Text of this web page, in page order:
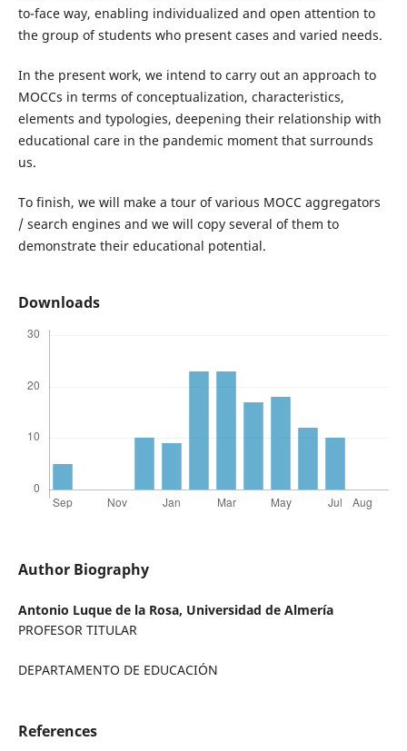
to-face way, enabling individualized and open attention to
the group of students who present cases and varied needs.
In the present work, we intend to carry out an approach to
MOCCs in terms of conceptualization, characteristics,
elements and typologies, deepening their relationship with
educational care in the pandemic moment that surrounds
us.
To finish, we will make a tour of various MOCC aggregators
/ search engines and we will copy several of them to
demonstrate their educational potential.
Downloads
Author Biography
Antonio Luque de la Rosa, Universidad de Almería
PROFESOR TITULAR
DEPARTAMENTO DE EDUCACIÓN
References